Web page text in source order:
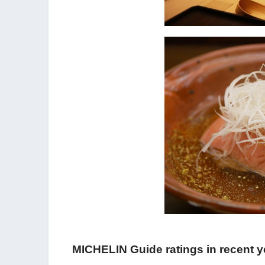
MICHELIN Guide ratings in recent